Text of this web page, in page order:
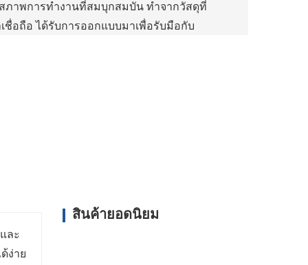
าพการทำงานที่สมบุกสมบัน ทำจากวัสดุที่
อถือ ได้รับการออกแบบมาเพื่อรับมือกับ
ะทบต่อประสิทธิภาพ
บมาให้เคลื่อนย้ายได้ง่ายในพื้นที่แคบ ทำให้
สมบัติด้านความปลอดภัยต่างๆ รวมถึงการ
งานและลดผลกระทบต่อสิ่งแวดล้อมให้เหลือ
ละ
ง่าย
สินค้ายอดนิยม